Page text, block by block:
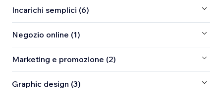
Incarichi semplici (6)
Negozio online (1)
Marketing e promozione (2)
Graphic design (3)